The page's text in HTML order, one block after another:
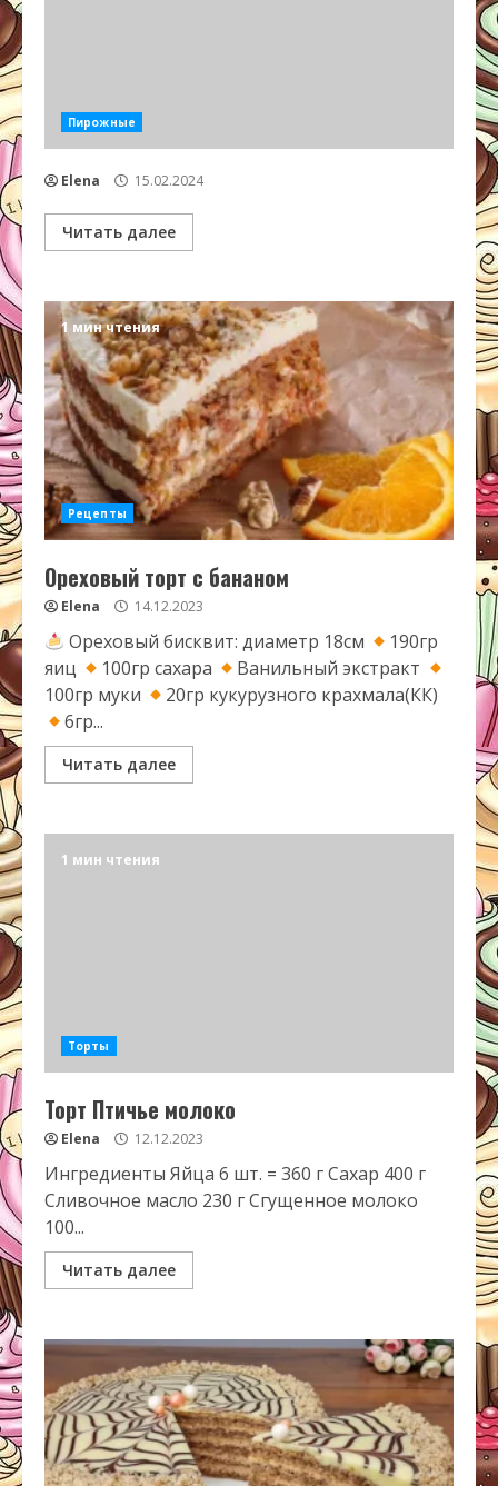
Пирожные
Elena 15.02.2024
Читать далее
1 мин чтения
Рецепты
Ореховый торт с бананом
Elena 14.12.2023
Ореховый бисквит: диаметр 18см
190гр
яиц
100гр сахара
Ванильный экстракт
100гр муки
20гр кукурузного крахмала(КК)
6гр...
Читать далее
1 мин чтения
Торты
Торт Птичье молоко
Elena 12.12.2023
Ингредиенты Яйца 6 шт. = 360 г Сахар 400 г
Сливочное масло 230 г Сгущенное молоко
100...
Читать далее